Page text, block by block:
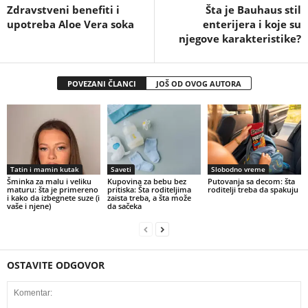
Zdravstveni benefiti i
upotreba Aloe Vera soka
Šta je Bauhaus stil
enterijera i koje su
njegove karakteristike?
POVEZANI ČLANCI JOŠ OD OVOG AUTORA
Tatin i mamin kutak
Šminka za malu i veliku
maturu: šta je primereno
i kako da izbegnete suze (i
vaše i njene)
Saveti
Kupovina za bebu bez
pritiska: Šta roditeljima
zaista treba, a šta može
da sačeka
Slobodno vreme
Putovanja sa decom: šta
roditelji treba da spakuju
OSTAVITE ODGOVOR